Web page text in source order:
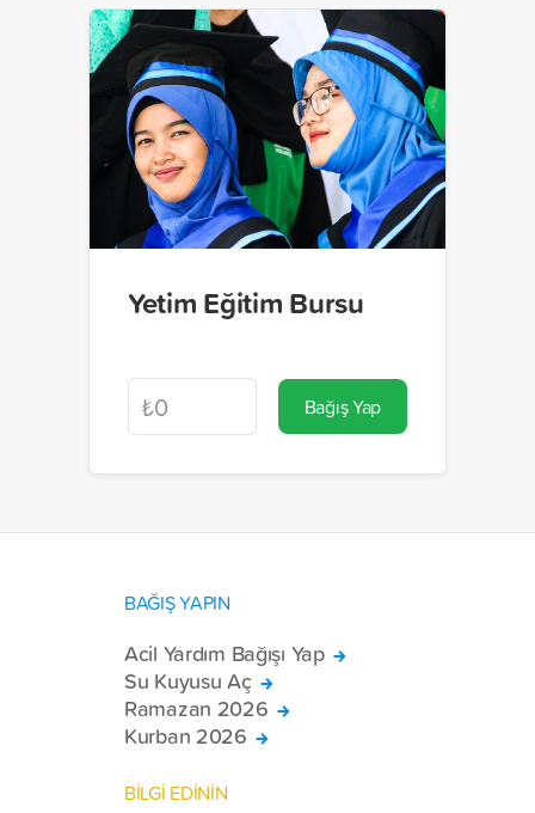
Yetim Eğitim Bursu
Bağış Yap
BAĞIŞ YAPIN
Acil Yardım Bağışı Yap
Su Kuyusu Aç
Ramazan 2026
Kurban 2026
BİLGİ EDİNİN